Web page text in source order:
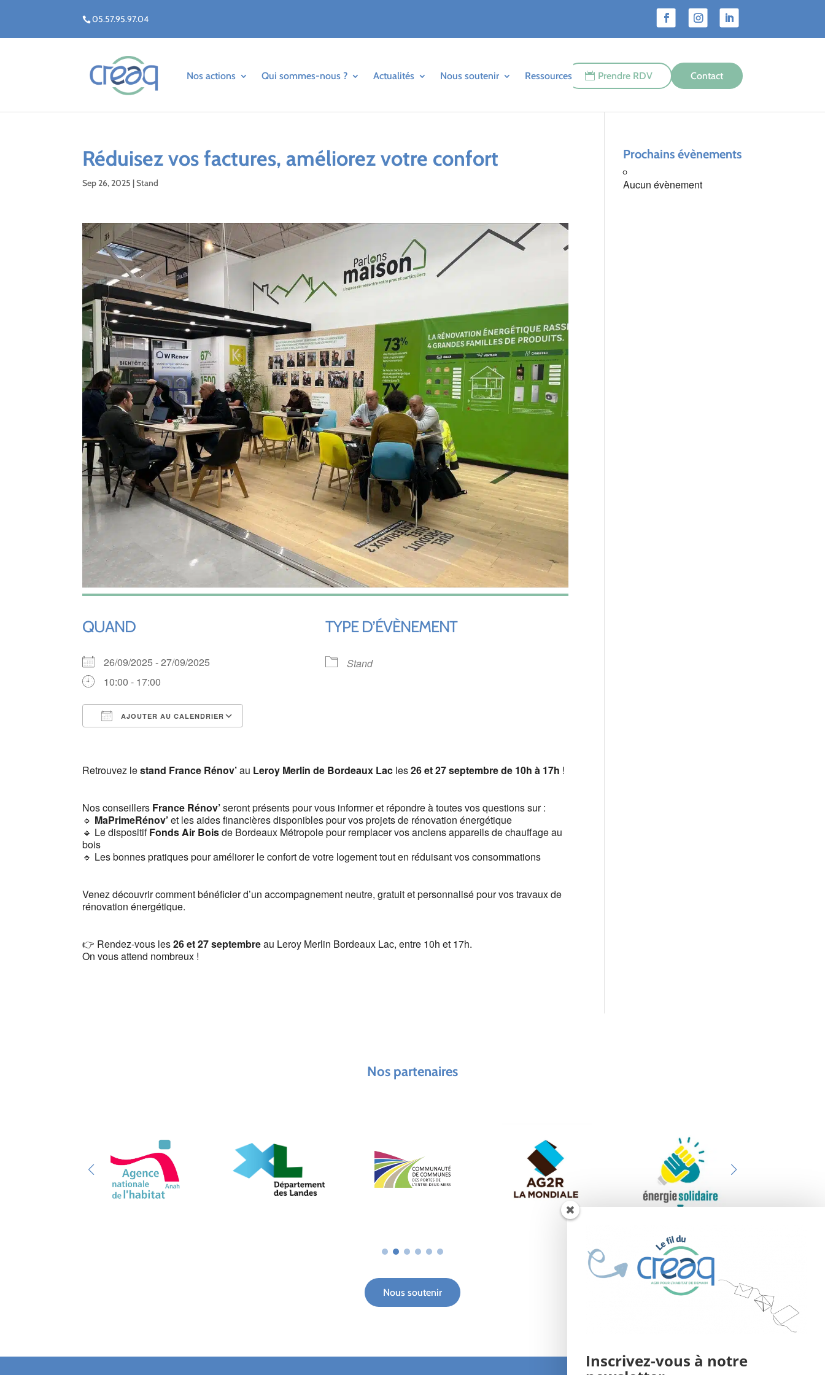
05.57.95.97.04
Nos actions Qui sommes-nous ? Actualités Nous soutenir Ressources Prendre RDV Contact
Réduisez vos factures, améliorez votre confort
Sep 26, 2025 |Stand
QUAND
26/09/2025 - 27/09/2025
10:00 - 17:00
AJOUTER AU CALENDRIER
TYPE D’ÉVÈNEMENT
Stand
Retrouvez lestand France Rénov’au Leroy Merlin de Bordeaux Lac les26 et 27 septembre de 10h à 17h !
Nos conseillers France Rénov’seront présents pour vous informer et répondre à toutes vos questions sur :
🔹 MaPrimeRénov’et les aides financières disponibles pour vos projets de rénovation énergétique
🔹 Le dispositifFonds Air Boisde Bordeaux Métropole pour remplacer vos anciens appareils de chauffage au
bois
🔹 Les bonnes pratiques pour améliorer le confort de votre logement tout en réduisant vos consommations
Venez découvrir comment bénéficier d’un accompagnement neutre, gratuit et personnalisé pour vos travaux de
rénovation énergétique.
👉 Rendez-vous les26 et 27 septembreau Leroy Merlin Bordeaux Lac, entre 10h et 17h.
On vous attend nombreux !
Prochains évènements
Aucun évènement
Nos partenaires
Nous soutenir
Inscrivez-vous à notre